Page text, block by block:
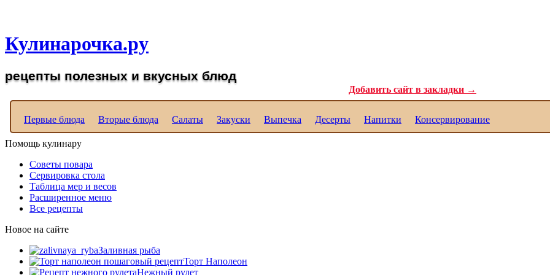
Кулинарочка.ру
рецепты полезных и вкусных блюд
Добавить сайт в закладки →
Первые блюда Вторые блюда Салаты Закуски Выпечка Десерты Напитки Консервирование
Помощь кулинару
Советы повара
Сервировка стола
Таблица мер и весов
Расширенное меню
Все рецепты
Новое на сайте
Заливная рыба
Торт Наполеон
Нежный рулет